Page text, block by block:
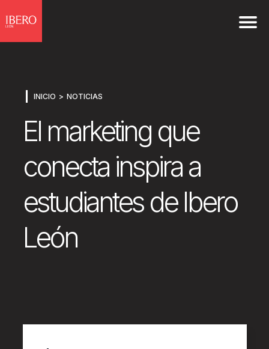
INICIO NOTICIAS
El marketing que
conecta inspira a
estudiantes de Ibero
León